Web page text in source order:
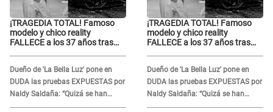
¡TRAGEDIA TOTAL! Famoso
modelo y chico reality
FALLECE a los 37 años tras
Dueño de 'La Bella Luz' pone en
DUDA las pruebas EXPUESTAS por
Naldy Saldaña: “Quizá se han
editado...”
¡TRAGEDIA TOTAL! Famoso
modelo y chico reality
FALLECE a los 37 años tras
Dueño de 'La Bella Luz' pone en
DUDA las pruebas EXPUESTAS por
Naldy Saldaña: “Quizá se han
editado...”